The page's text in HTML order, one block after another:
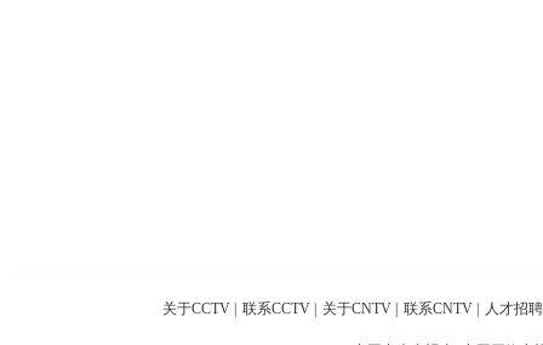
关于CCTV 联系CCTV 关于CNTV 联系CNTV 人才招聘